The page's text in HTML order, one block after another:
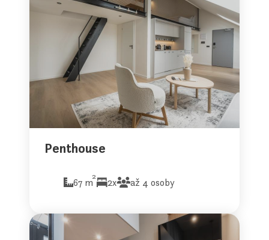
Penthouse
67 m2 2x až 4 osoby